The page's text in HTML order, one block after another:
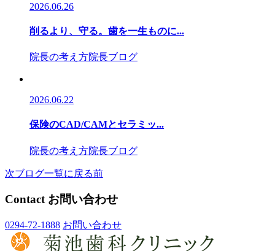
2026.06.26
削るより、守る。歯を一生ものに...
院長の考え方院長ブログ
2026.06.22
保険のCAD/CAMとセラミッ...
院長の考え方院長ブログ
次ブログ一覧に戻る前
Contact お問い合わせ
0294-72-1888 お問い合わせ